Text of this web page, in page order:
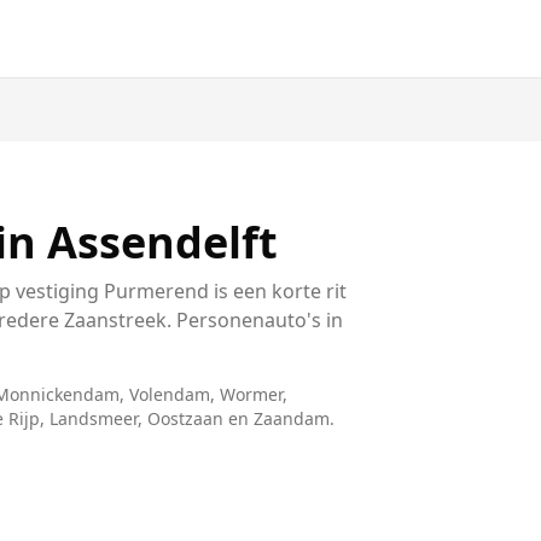
Assendelft
vestiging Purmerend is een korte rit
Zaanstreek. Personenauto's in
Volendam, Wormer,
Landsmeer, Oostzaan en Zaandam.